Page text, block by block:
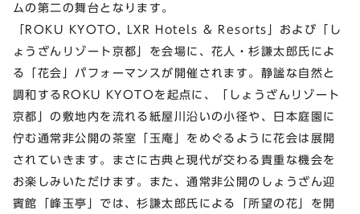
ムの第⼆の舞台となります。
「ROKU KYOTO, LXR Hotels & Resorts」および「し
ょうざんリゾート京都」を会場に、花⼈・杉謙太郎⽒によ
る「花会」パフォーマンスが開催されます。静謐な⾃然と
調和するROKU KYOTOを起点に、「しょうざんリゾート
京都」の敷地内を流れる紙屋川沿いの⼩径や、⽇本庭園に
佇む通常⾮公開の茶室「⽟庵」をめぐるように花会は展開
されていきます。まさに古典と現代が交わる貴重な機会を
お楽しみいただけます。また、通常非公開のしょうざん迎
賓館「峰玉亭」では、杉謙太郎氏による「所望の花」を開